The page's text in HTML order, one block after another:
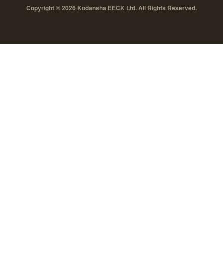
Copyright © 2026 Kodansha BECK Ltd. All Rights Reserved.